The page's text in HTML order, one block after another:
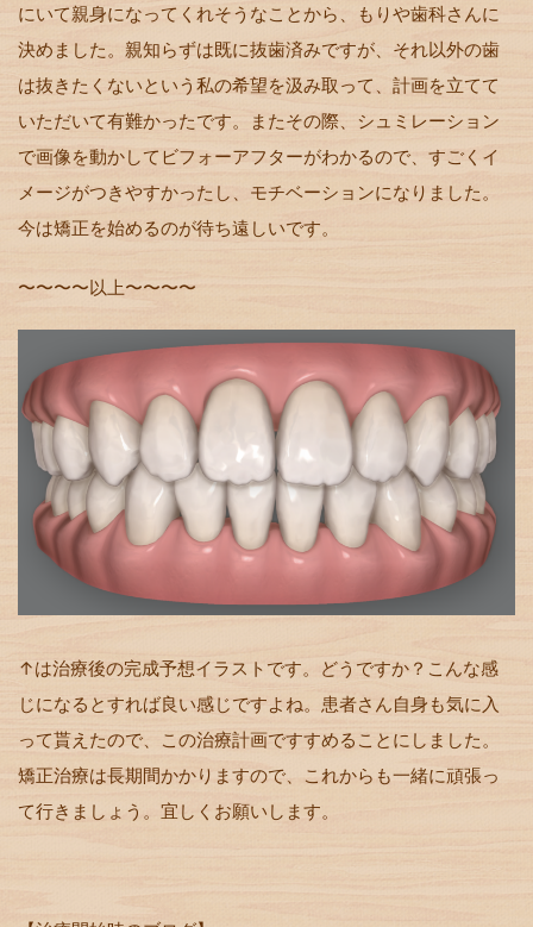
にいて親身になってくれそうなことから、もりや歯科さんに
決めました。親知らずは既に抜歯済みですが、それ以外の歯
は抜きたくないという私の希望を汲み取って、計画を立てて
いただいて有難かったです。またその際、シュミレーション
で画像を動かしてビフォーアフターがわかるので、すごくイ
メージがつきやすかったし、モチベーションになりました。
今は矯正を始めるのが待ち遠しいです。
〜〜〜〜以上〜〜〜〜
↑は治療後の完成予想イラストです。どうですか？こんな感
じになるとすれば良い感じですよね。患者さん自身も気に入
って貰えたので、この治療計画ですすめることにしました。
矯正治療は長期間かかりますので、これからも一緒に頑張っ
て行きましょう。宜しくお願いします。